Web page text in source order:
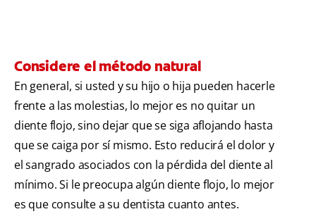
Considere el método natural
En general, si usted y su hijo o hija pueden hacerle
frente a las molestias, lo mejor es no quitar un
diente flojo, sino dejar que se siga aflojando hasta
que se caiga por sí mismo. Esto reducirá el dolor y
el sangrado asociados con la pérdida del diente al
mínimo. Si le preocupa algún diente flojo, lo mejor
es que consulte a su dentista cuanto antes.